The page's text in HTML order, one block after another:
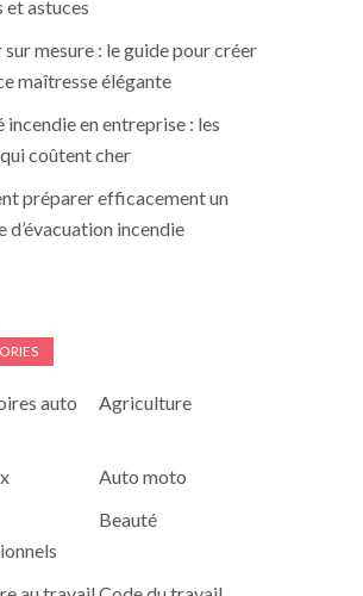
et astuces
sur mesure : le guide pour créer
maîtresse élégante
incendie en entreprise : les
coûtent cher
préparer efficacement un
d’évacuation incendie
auto
Agriculture
Auto moto
Beauté